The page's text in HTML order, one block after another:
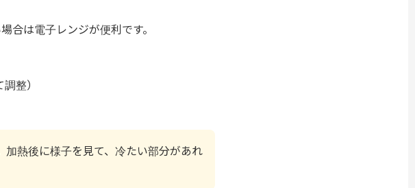
合は電子レンジが便利です。
整）
加熱後に様子を見て、冷たい部分があれ